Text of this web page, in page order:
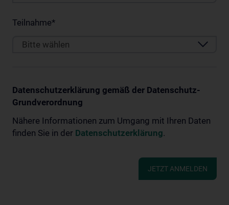
Teilnahme*
Bitte wählen
Datenschutzerklärung gemäß der Datenschutz-
Grundverordnung
Nähere Informationen zum Umgang mit Ihren Daten
finden Sie in der Datenschutzerklärung.
JETZT ANMELDEN